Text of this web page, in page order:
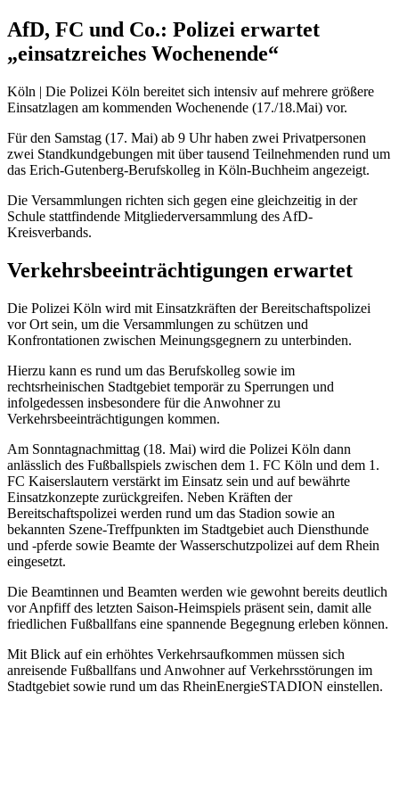
AfD, FC und Co.: Polizei erwartet
„einsatzreiches Wochenende“
Köln | Die Polizei Köln bereitet sich intensiv auf mehrere größere
Einsatzlagen am kommenden Wochenende (17./18.Mai) vor.
Für den Samstag (17. Mai) ab 9 Uhr haben zwei Privatpersonen
zwei Standkundgebungen mit über tausend Teilnehmenden rund um
das Erich-Gutenberg-Berufskolleg in Köln-Buchheim angezeigt.
Die Versammlungen richten sich gegen eine gleichzeitig in der
Schule stattfindende Mitgliederversammlung des AfD-
Kreisverbands.
Verkehrsbeeinträchtigungen erwartet
Die Polizei Köln wird mit Einsatzkräften der Bereitschaftspolizei
vor Ort sein, um die Versammlungen zu schützen und
Konfrontationen zwischen Meinungsgegnern zu unterbinden.
Hierzu kann es rund um das Berufskolleg sowie im
rechtsrheinischen Stadtgebiet temporär zu Sperrungen und
infolgedessen insbesondere für die Anwohner zu
Verkehrsbeeinträchtigungen kommen.
Am Sonntagnachmittag (18. Mai) wird die Polizei Köln dann
anlässlich des Fußballspiels zwischen dem 1. FC Köln und dem 1.
FC Kaiserslautern verstärkt im Einsatz sein und auf bewährte
Einsatzkonzepte zurückgreifen. Neben Kräften der
Bereitschaftspolizei werden rund um das Stadion sowie an
bekannten Szene-Treffpunkten im Stadtgebiet auch Diensthunde
und -pferde sowie Beamte der Wasserschutzpolizei auf dem Rhein
eingesetzt.
Die Beamtinnen und Beamten werden wie gewohnt bereits deutlich
vor Anpfiff des letzten Saison-Heimspiels präsent sein, damit alle
friedlichen Fußballfans eine spannende Begegnung erleben können.
Mit Blick auf ein erhöhtes Verkehrsaufkommen müssen sich
anreisende Fußballfans und Anwohner auf Verkehrsstörungen im
Stadtgebiet sowie rund um das RheinEnergieSTADION einstellen.